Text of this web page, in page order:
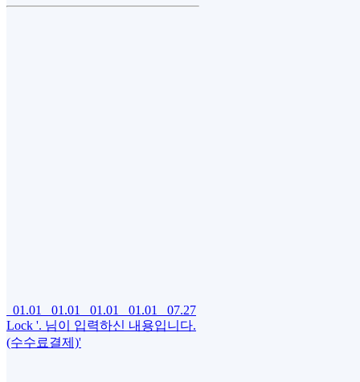
01.01 01.01 01.01 01.01
07.27
Lock '. 님이 입력하신 내용입니다.
(수수료결제)'